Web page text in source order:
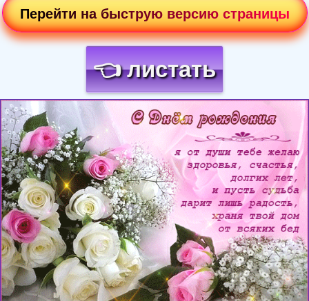
Перейти на быструю версию страницы
👈 листать
Загрузка картинки...